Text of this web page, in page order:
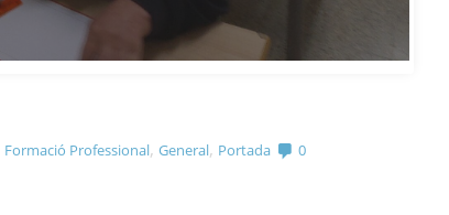
Formació Professional,General, Portada 0